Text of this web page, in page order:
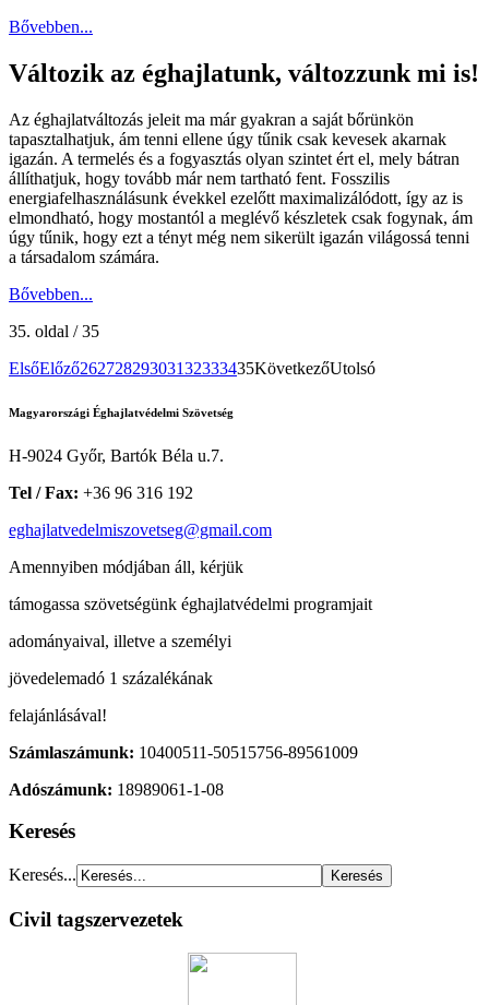
Bővebben...
Változik az éghajlatunk, változzunk mi is!
Az éghajlatváltozás jeleit ma már gyakran a saját bőrünkön
tapasztalhatjuk, ám tenni ellene úgy tűnik csak kevesek akarnak
igazán. A termelés és a fogyasztás olyan szintet ért el, mely bátran
állíthatjuk, hogy tovább már nem tartható fent. Fosszilis
energiafelhasználásunk évekkel ezelőtt maximalizálódott, így az is
elmondható, hogy mostantól a meglévő készletek csak fogynak, ám
úgy tűnik, hogy ezt a tényt még nem sikerült igazán világossá tenni
a társadalom számára.
Bővebben...
35. oldal / 35
ElsőElőző26272829303132333435KövetkezőUtolsó
Magyarországi Éghajlatvédelmi Szövetség
H-9024 Győr, Bartók Béla u.7.
Tel / Fax: +36 96 316 192
eghajlatvedelmiszovetseg@gmail.com
Amennyiben módjában áll, kérjük
támogassa szövetségünk éghajlatvédelmi programjait
adományaival, illetve a személyi
jövedelemadó 1 százalékának
felajánlásával!
Számlaszámunk: 10400511-50515756-89561009
Adószámunk: 18989061-1-08
Keresés
Keresés...
Civil tagszervezetek